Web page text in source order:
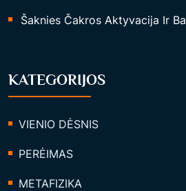
Šaknies Čakros Aktyvacija Ir
KATEGORIJOS
VIENIO DĖSNIS
PERĖIMAS
METAFIZIKA